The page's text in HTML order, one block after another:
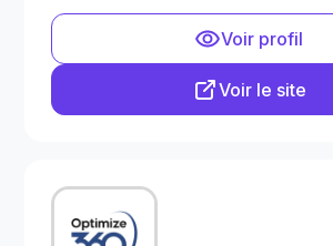
Voir profil
Voir le site